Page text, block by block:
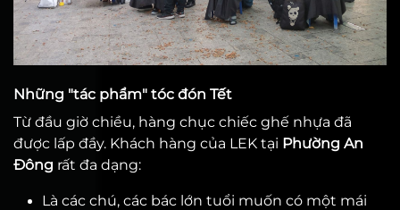
Những "tác phẩm" tóc đón Tết
Từ đầu giờ chiều, hàng chục chiếc ghế nhựa đã
được lấp đầy. Khách hàng của LEK tại Phường An
Đông rất đa dạng:
Là các chú, các bác lớn tuổi muốn có một mái